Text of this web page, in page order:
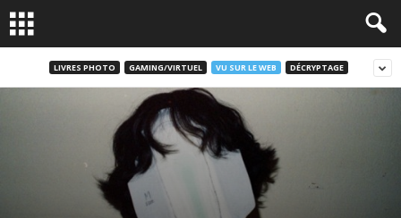
LIVRES PHOTO GAMING/VIRTUEL VU SUR LE WEB DÉCRYPTAGE